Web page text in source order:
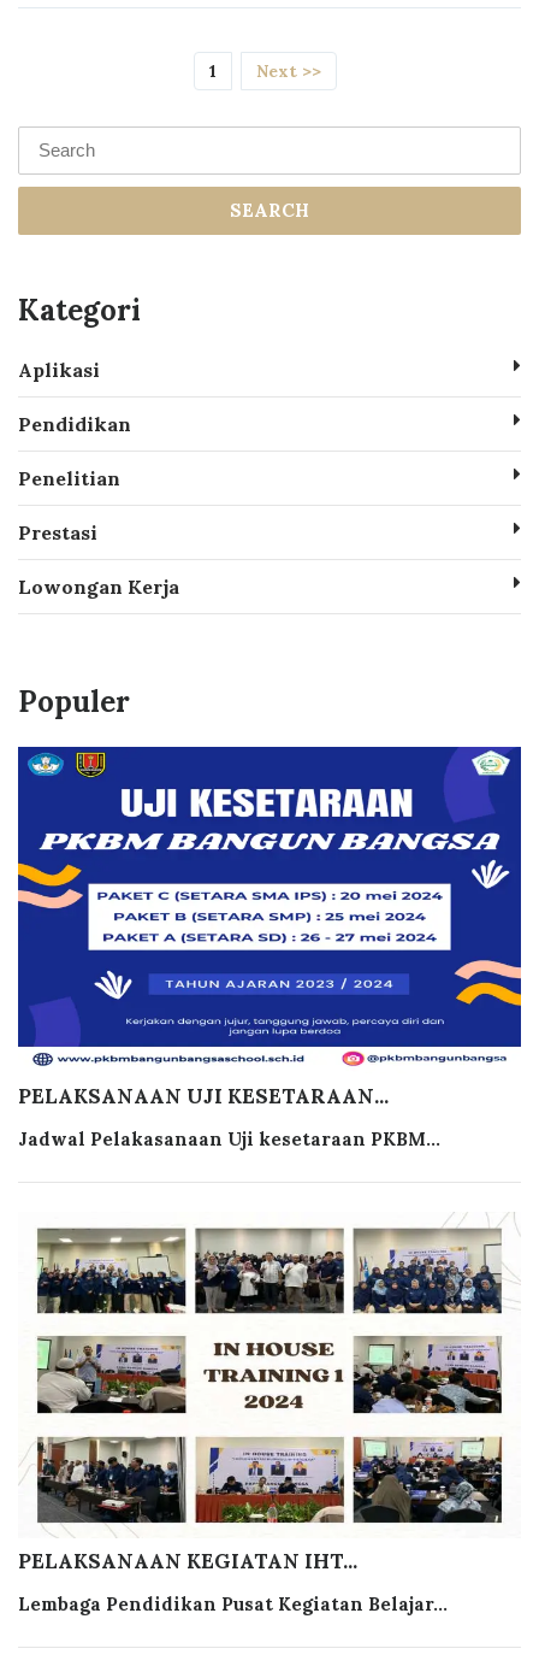
1 (current)
Next >>
SEARCH
Kategori
Aplikasi
Pendidikan
Penelitian
Prestasi
Lowongan Kerja
Populer
PELAKSANAAN UJI KESETARAAN...
Jadwal Pelakasanaan Uji kesetaraan PKBM...
PELAKSANAAN KEGIATAN IHT...
Lembaga Pendidikan Pusat Kegiatan Belajar...